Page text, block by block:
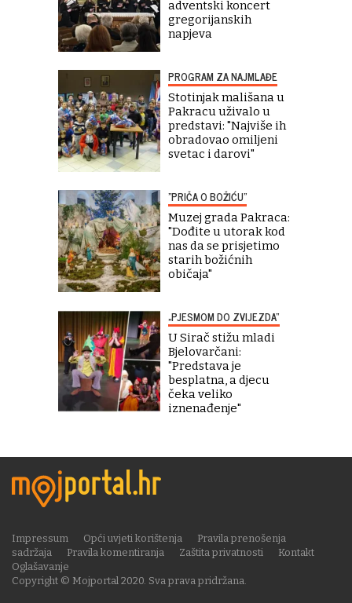
adventski koncert
gregorijanskih
napjeva
PROGRAM ZA NAJMLAĐE
Stotinjak mališana u
Pakracu uživalo u
predstavi: "Najviše ih
obradovao omiljeni
svetac i darovi"
"PRIČA O BOŽIĆU"
Muzej grada Pakraca:
"Dođite u utorak kod
nas da se prisjetimo
starih božićnih
običaja"
„PJESMOM DO ZVIJEZDA“
U Sirač stižu mladi
Bjelovarčani:
"Predstava je
besplatna, a djecu
čeka veliko
iznenađenje"
Copyright © Mojportal 2020. Sva prava pridržana.
Impressum Opći uvjeti korištenja
Pravila prenošenja
sadržaja
Pravila komentiranja Zaštita privatnosti
Kontakt
Oglašavanje